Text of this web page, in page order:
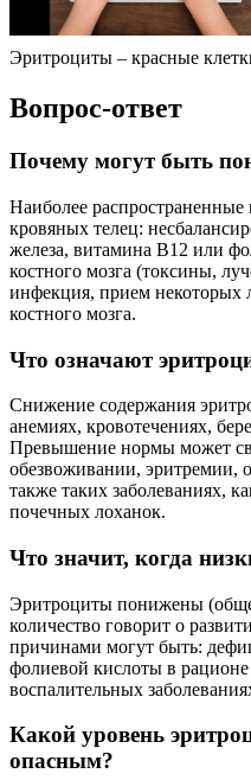
Эритроциты – красные
Вопрос-ответ
Почему могут быть
Наиболее
кровяных телец:
железа, витамина B12 или
костного мозга (токсины,
инфекция, прием некоторых
костного мозга.
Что означают
Снижение содержания
анемиях, кровотечениях,
Превышение нормы может
обезвоживании, эритремии,
также таких заболеваниях,
почечных лоханок.
Что значит, когда
Эритроциты понижены
количество говорит о
причинами могут быть:
фолиевой кислоты в
воспалительных
Какой уровень
опасным?